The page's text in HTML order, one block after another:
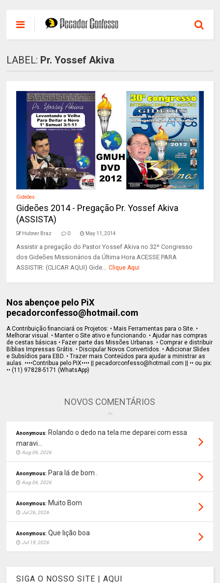
LABEL: Pr. Yossef Akiva
Gideões
Gideões 2014 - Pregação Pr. Yossef Akiva
(ASSISTA)
Hubner Braz 0 May 11, 2014
Assistir a pregação do Pastor Yossef Akiva no 32º Congresso
dos Gideões Missionários da Última Hora.ACESSE PARA
ASSISTIR: (CLICAR AQUI) Gide... Clique Aqui
Nos abençoe pelo PiX
pecadorconfesso@hotmail.com
A Contribuição financiará os Projetos: • Mais Ferramentas para o Site. •
Melhorar visual. • Manter o Site ativo e funcionando. • Ajudar nas compras
de cestas básicas • Fazer parte das Missões Urbanas. • Comprar e distribuir
Bíblias Impressas Grátis. • Discipular Novos Convertidos. • Adicionar Slides
e Subsídios para EBD. • Trazer mais Conteúdos para ajudar a ministrar as
aulas. ••••Contribua pelo PiX•••• || pecadorconfesso@hotmail.com || •• ou pix:
•• (11) 97828-5171 (WhatsApp)
NOVOS COMENTÁRIOS
Anonymous: Rolando o dedo na tela me deparei com essa
maravi...
Aug 06, 2026
Anonymous: Para lá de bom .
Aug 06, 2026
Anonymous: Muito Bom
Jul 26, 2026
Anonymous: Que lição boa
Jul 19, 2026
SIGA O NOSSO SITE | AQUI